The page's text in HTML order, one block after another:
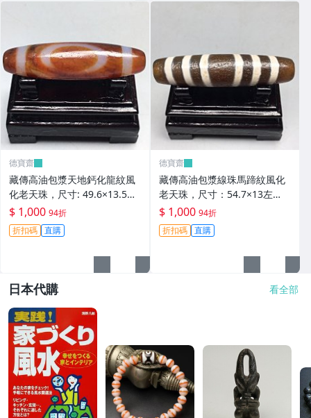
德寶齋
藏傳高油包漿天地鈣化龍紋風
化老天珠，尺寸: 49.6×13.5左
右，材質：瑪瑙， 天珠 瑪瑙
硃砂【德寶齋】406
$ 1,000 94折
折扣碼 直購
德寶齋
藏傳高油包漿線珠馬蹄紋風化
老天珠，尺寸：54.7×13左
右，材質：瑪瑙，玉髓 天珠 瑪
瑙 硃砂【德寶齋】405
$ 1,000 94折
折扣碼 直購
日本代購 看全部